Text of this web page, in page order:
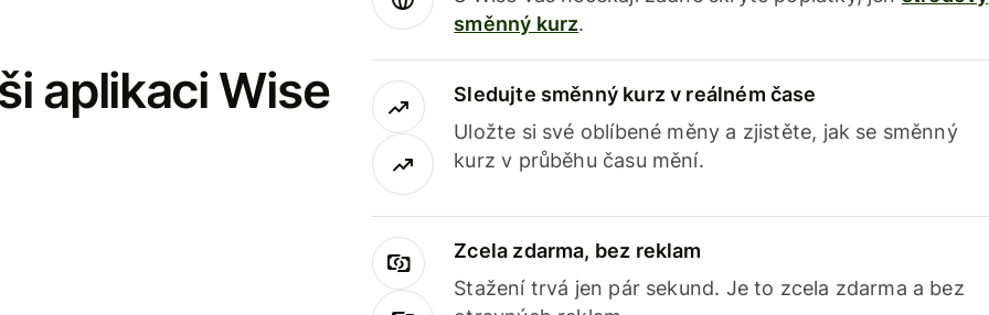
aplikaci Wise
směnný kurz.
Sledujte směnný kurz v reálném čase
Uložte si své oblíbené měny a zjistěte, jak se směnný
kurz v průběhu času mění.
Zcela zdarma, bez reklam
Stažení trvá jen pár sekund. Je to zcela zdarma a bez